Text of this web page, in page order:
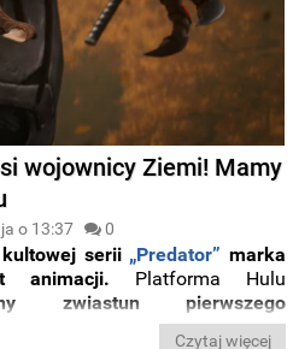
wojownicy Ziemi! Mamy
o 13:37 0
kultowej serii „Predator”marka
animacji. Platforma Hulu
zwiastunpierwszego
Czytaj więcej